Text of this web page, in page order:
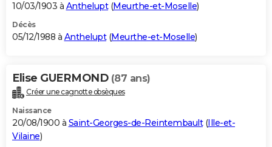
10/03/1903 à Anthelupt(Meurthe-et-Moselle)
Décès
05/12/1988 à Anthelupt(Meurthe-et-Moselle)
Elise GUERMOND (87 ans)
Créer une cagnotte obsèques
Naissance
20/08/1900 à Saint-Georges-de-Reintembault(Ille-et-
Vilaine)